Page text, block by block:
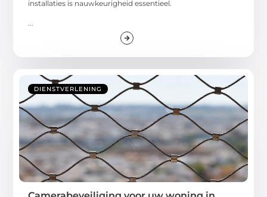
installaties is nauwkeurigheid essentieel.
DIENSTVERLENING